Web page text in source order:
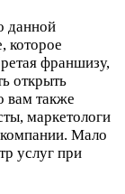
данной
которое
франшизу,
открыть
вам также
маркетологи
Мало
услуг при